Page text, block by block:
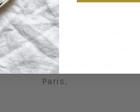
sont préparés avec grand
vous offrir la meilleure
possible. N'hésitez pas à
la remise en main propre à
Paris.